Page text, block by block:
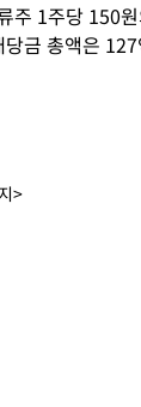
주 1주당 150
금 총액은
>